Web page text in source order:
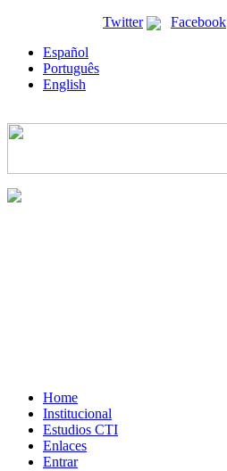
Twitter Facebook
Español
Português
English
Home
Institucional
Estudios CTI
Enlaces
Entrar